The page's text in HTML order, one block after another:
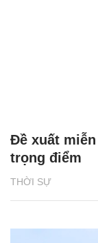
THỜI SỰ
Đề xuất
trọng điểm